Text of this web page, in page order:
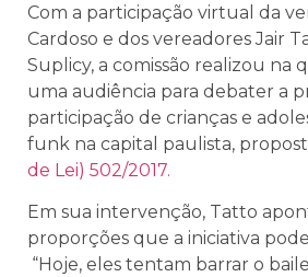
Com a participação virtual da
Cardoso e dos vereadores Jair
Suplicy, a comissão realizou na
uma audiência para debater a
participação de crianças e
funk na capital paulista,
de Lei) 502/2017.
Em sua intervenção, Tatto
proporções que a iniciativa
“Hoje, eles tentam barrar o